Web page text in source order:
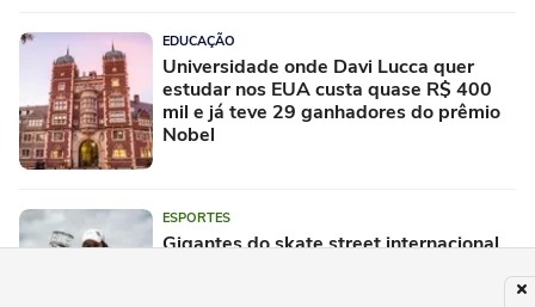
EDUCAÇÃO
Universidade onde Davi Lucca quer
estudar nos EUA custa quase R$ 400
mil e já teve 29 ganhadores do prêmio
Nobel
ESPORTES
Gigantes do skate street internacional